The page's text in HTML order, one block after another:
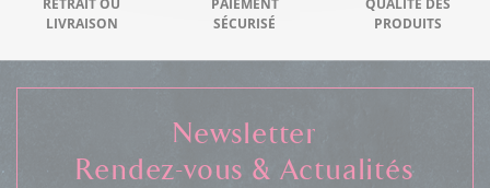
LIVRAISON
SÉCURISÉ
PRODUITS
Newsletter
Rendez-vous & Actualités